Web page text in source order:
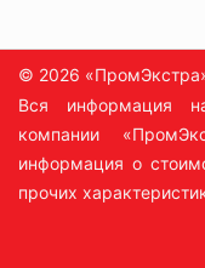
© 2026
Вся информация
компании
информация о
прочих